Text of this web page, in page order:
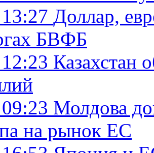
Доллар,
БВФБ
Казахстан
Молдова
на рынок ЕС